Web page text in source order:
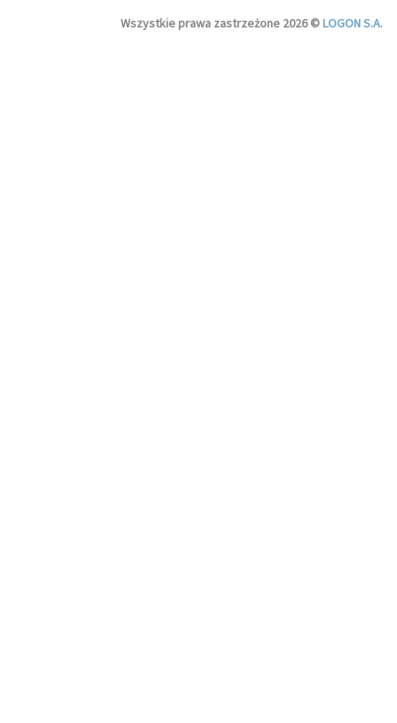
Wszystkie prawa zastrzeżone 2026 ©LOGON S.A.